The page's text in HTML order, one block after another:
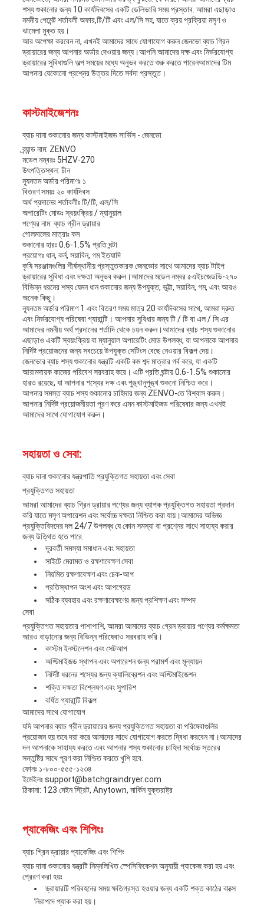
শস্য শুকানোর জন্য 10 কার্যদিবসের একটি ডেলিভারি সময় প্রস্তাব. আমরা এছাড়াও
নমনীয় পেমেন্ট শর্তাবলী অফার,টি/টি এবং এল/সি সহ, যাতে ক্রয় প্রক্রিয়া মসৃণ ও
ঝামেলা মুক্ত হয়।
আর অপেক্ষা করবেন না, এখনই আমাদের সাথে যোগাযোগ করুন জেনভো ব্যাচ গ্রিন
ড্রায়ারের জন্য আপনার অর্ডার দেওয়ার জন্য।আপনি আমাদের দক্ষ এবং নির্ভরযোগ্য
ড্রায়ারের সুবিধাগুলি অল্প সময়ের মধ্যে অনুভব করতে শুরু করতে পারেনআমাদের টিম
আপনার যেকোনো প্রশ্নের উত্তর দিতে সর্বদা প্রস্তুত।
কাস্টমাইজেশনঃ
ব্যাচ দানা শুকানোর জন্য কাস্টমাইজড সার্ভিস - জেনভো
ব্র্যান্ড নাম: ZENVO
মডেল নম্বরঃ 5HZV-270
উৎপত্তিস্থল: চীন
ন্যূনতম অর্ডার পরিমাণঃ ১
বিতরণ সময়ঃ ২০ কার্যদিবস
অর্থ প্রদানের শর্তাবলীঃ টি/টি, এল/সি
অপারেটিং মোডঃ স্বয়ংক্রিয় / ম্যানুয়াল
পণ্যের নাম: ব্যাচ গ্রীন ড্রায়ার
গোলমালের মাত্রাঃ কম
শুকানোর হারঃ 0.6-1.5% প্রতি ঘন্টা
প্রয়োগঃ ধান, কর্ন, সয়াবিন, গম ইত্যাদি
কৃষি সরঞ্জামগুলির শীর্ষস্থানীয় প্রস্তুতকারক জেনভোর সাথে আমাদের ব্যাচ টাইপ
ড্রায়ারের সুবিধা এবং দক্ষতা অনুভব করুন।আমাদের মডেল নম্বর ৫এইচজেডভি-২৭০
বিভিন্ন ধরনের শস্য যেমন ধান শুকানোর জন্য উপযুক্ত, ভুট্টা, সয়াবিন, গম, এবং আরও
অনেক কিছু।
ন্যূনতম অর্ডার পরিমাণ 1 এবং বিতরণ সময় মাত্র 20 কার্যদিবসের সাথে, আমরা দ্রুত
এবং নির্ভরযোগ্য পরিষেবা গ্যারান্টি। আপনার সুবিধার জন্য টি / টি বা এল / সি এর
আমাদের নমনীয় অর্থ প্রদানের শর্তাদি থেকে চয়ন করুন।আমাদের ব্যাচ শস্য শুকানোর
এছাড়াও একটি স্বয়ংক্রিয় বা ম্যানুয়াল অপারেটিং মোড উপলব্ধ, যা আপনাকে আপনার
নির্দিষ্ট প্রয়োজনের জন্য সবচেয়ে উপযুক্ত সেটিংস বেছে নেওয়ার বিকল্প দেয়।
জেনভোর ব্যাচ শস্য শুকানোর যন্ত্রটি একটি কম শব্দ মাত্রার গর্ব করে, যা একটি
আরামদায়ক কাজের পরিবেশ সরবরাহ করে। এটি প্রতি ঘন্টায় 0.6-1.5% শুকানোর
হারও রয়েছে, যা আপনার শস্যের দক্ষ এবং পুঙ্খানুপুঙ্খ শুকনো নিশ্চিত করে।
আপনার সমস্ত ব্যাচ শস্য শুকানোর চাহিদার জন্য ZENVO-তে বিশ্বাস করুন।
আপনার নির্দিষ্ট প্রয়োজনীয়তা পূরণ করে এমন কাস্টমাইজড পরিষেবার জন্য এখনই
আমাদের সাথে যোগাযোগ করুন।
সহায়তা ও সেবা:
ব্যাচ দানা শুকানোর যন্ত্রপাতি প্রযুক্তিগত সহায়তা এবং সেবা
প্রযুক্তিগত সহায়তা
আমরা আমাদের ব্যাচ গ্রিন ড্রায়ার পণ্যের জন্য ব্যাপক প্রযুক্তিগত সহায়তা প্রদান
করি যাতে মসৃণ অপারেশন এবং সর্বোচ্চ দক্ষতা নিশ্চিত করা যায়।আমাদের অভিজ্ঞ
প্রযুক্তিবিদদের দল 24/7 উপলব্ধ যে কোন সমস্যা বা প্রশ্নের সাথে সাহায্য করার
জন্য উত্থিত হতে পারে.
দূরবর্তী সমস্যা সমাধান এবং সহায়তা
সাইটে মেরামত ও রক্ষণাবেক্ষণ সেবা
নিয়মিত রক্ষণাবেক্ষণ এবং চেক-আপ
প্রতিস্থাপন অংশ এবং আপগ্রেড
সঠিক ব্যবহার এবং রক্ষণাবেক্ষণের জন্য প্রশিক্ষণ এবং সম্পদ
সেবা
প্রযুক্তিগত সহায়তার পাশাপাশি, আমরা আমাদের ব্যাচ গ্রেন ড্রায়ার পণ্যের কর্মক্ষমতা
আরও বাড়ানোর জন্য বিভিন্ন পরিষেবাও সরবরাহ করি।
কাস্টম ইনস্টলেশন এবং সেটআপ
অপ্টিমাইজড স্থাপন এবং অপারেশন জন্য পরামর্শ এবং মূল্যায়ন
নির্দিষ্ট ধরনের শস্যের জন্য ক্যালিব্রেশন এবং অপ্টিমাইজেশন
শক্তি দক্ষতা বিশ্লেষণ এবং সুপারিশ
বর্ধিত গ্যারান্টি বিকল্প
আমাদের সাথে যোগাযোগ
যদি আপনার ব্যাচ গ্রীন ড্রায়ারের জন্য প্রযুক্তিগত সহায়তা বা পরিষেবাগুলির
প্রয়োজন হয় তবে দয়া করে আমাদের সাথে যোগাযোগ করতে দ্বিধা করবেন না।আমাদের
দল আপনাকে সাহায্য করতে এবং আপনার শস্য শুকানোর চাহিদা সর্বোচ্চ স্তরের
সন্তুষ্টির সাথে পূরণ করা নিশ্চিত করতে খুশি হবে.
ফোনঃ ১-৮০০-৫৫৫-১২৩৪
ইমেইলঃ support@batchgraindryer.com
ঠিকানা: 123 মেইন স্ট্রিট, Anytown, মার্কিন যুক্তরাষ্ট্র
প্যাকেজিং এবং শিপিংঃ
ব্যাচ গ্রিন ড্রায়ার প্যাকেজিং এবং শিপিং
ব্যাচ দানা শুকানোর যন্ত্রটি নিম্নলিখিত স্পেসিফিকেশন অনুযায়ী প্যাকেজ করা হয় এবং
প্রেরণ করা হয়ঃ
ড্রায়ারটি পরিবহনের সময় ক্ষতিগ্রস্ত হওয়ার জন্য একটি শক্ত কাঠের বাক্সে
নিরাপদে প্যাক করা হয়।